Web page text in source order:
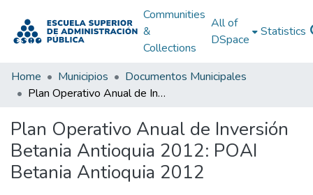
Communities
&
Collections
All of
DSpace
Statistics
Home Municipios
Documentos Municipales
Plan Operativo Anual de Inversión Betania Antioquia 2012: POAI Betania Antioquia 2012
Plan Operativo Anual de Inversión
Betania Antioquia 2012: POAI
Betania Antioquia 2012